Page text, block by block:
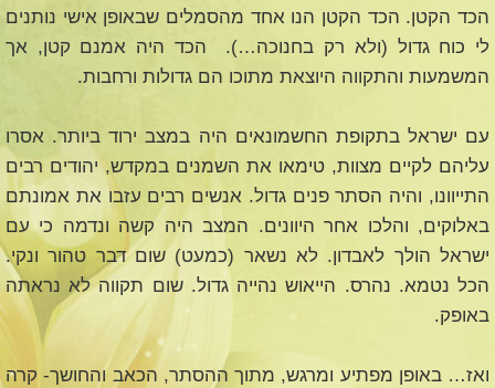
הכד הקטן. הכד הקטן הנו אחד מהסמלים שבאופן אישי נותנים
לי כוח גדול (ולא רק בחנוכה…). הכד היה אמנם קטן, אך
המשמעות והתקווה היוצאת מתוכו הם גדולות ורחבות.
עם ישראל בתקופת החשמונאים היה במצב ירוד ביותר. אסרו
עליהם לקיים מצוות, טימאו את השמנים במקדש, יהודים רבים
התייוונו, והיה הסתר פנים גדול. אנשים רבים עזבו את אמונתם
באלוקים, והלכו אחר היוונים. המצב היה קשה ונדמה כי עם
ישראל הולך לאבדון. לא נשאר (כמעט) שום דבר טהור ונקי.
הכל נטמא. נהרס. הייאוש נהייה גדול. שום תקווה לא נראתה
באופק.
ואז… באופן מפתיע ומרגש, מתוך ההסתר, הכאב והחושך- קרה